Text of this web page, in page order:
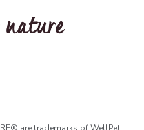
are trademarks of WellPet